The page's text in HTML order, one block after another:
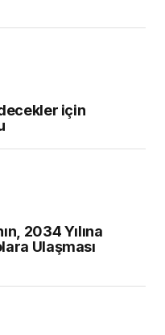
için
2034 Yılına
Ulaşması